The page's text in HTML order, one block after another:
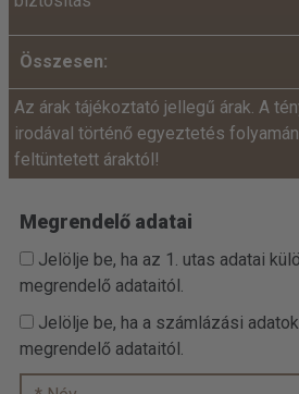
Összesen:
Az árak tájékoztató jellegű árak. A
irodával történő egyeztetés
feltüntetett áraktól!
Megrendelő adatai
Jelölje be, ha az 1. utas adatai
megrendelő adataitól.
Jelölje be, ha a számlázási
megrendelő adataitól.